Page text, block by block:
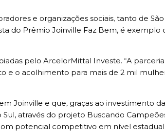
e organizações sociais, tanto de
do Prêmio Joinville Faz Bem, é exemplo
pelo ArcelorMittal Investe. “A
e o acolhimento para mais de 2 mil
Joinville e que, graças ao investimento
através do projeto Buscando
potencial competitivo em nível